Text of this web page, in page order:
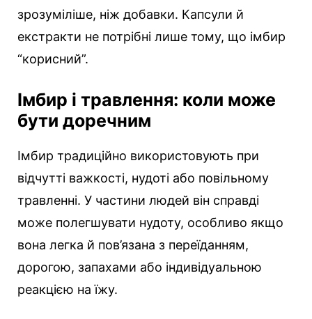
зрозуміліше, ніж добавки. Капсули й
екстракти не потрібні лише тому, що імбир
“корисний”.
Імбир і травлення: коли може
бути доречним
Імбир традиційно використовують при
відчутті важкості, нудоті або повільному
травленні. У частини людей він справді
може полегшувати нудоту, особливо якщо
вона легка й пов’язана з переїданням,
дорогою, запахами або індивідуальною
реакцією на їжу.